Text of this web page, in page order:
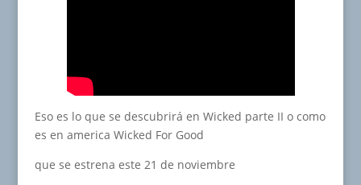
Eso es lo que se descubrirá en Wicked parte II o como
es en america Wicked For Good
que se estrena este 21 de noviembre